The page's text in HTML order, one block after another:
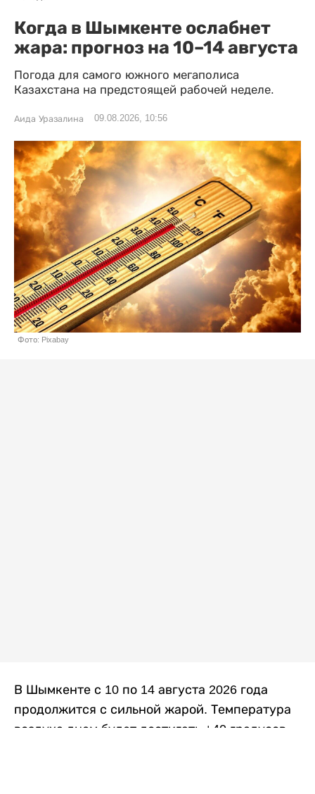
Когда в Шымкенте ослабнет
жара: прогноз на 10–14 августа
Погода для самого южного мегаполиса
Казахстана на предстоящей рабочей неделе.
Аида Уразалина 09.08.2026, 10:56
Фото: Pixabay
В Шымкенте с 10 по 14 августа 2026 года
продолжится с сильной жарой. Температура
воздуха днем будет достигать +40 градусов,